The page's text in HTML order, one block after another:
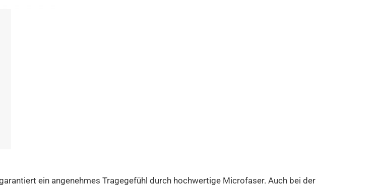
ein angenehmes Tragegefühl durch hochwertige Microfaser. Auch bei der